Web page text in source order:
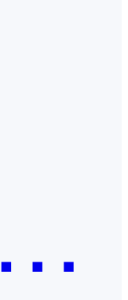
维朗科技